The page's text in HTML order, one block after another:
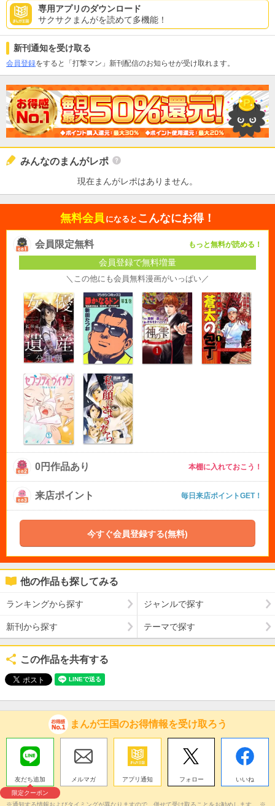
専用アプリのダウンロード
サクサクまんがを読めて多機能！
新刊通知を受け取る
会員登録をすると「打撃マン」新刊配信のお知らせが受け取れます。
みんなのまんがレポ
現在まんがレポはありません。
無料会員 になると こんなにお得！
会員限定無料 もっと無料が読める！
会員登録で無料増量
＼この他にも会員無料漫画がいっぱい／
0円作品あり 本棚に入れておこう！
来店ポイント 毎日来店ポイントGET！
今すぐ会員登録する(無料)
他の作品も探してみる
ランキングから探す ジャンルで探す
新刊から探す テーマで探す
この作品を共有する
まんが王国のお得情報を受け取ろう
友だち追加
限定クーポン
メルマガ アプリ通知 フォロー いいね